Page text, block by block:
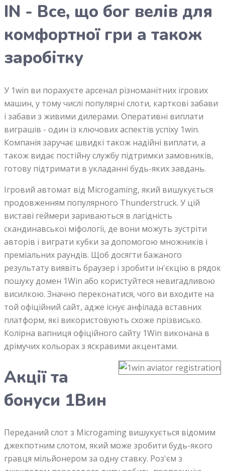
IN - Все, що бог велів для
комфортної гри а також
заробітку
У 1win ви порахуєте арсенал різноманітних ігрових
машин, у тому числі популярні слоти, карткові забави
і забави з живими дилерами. Оперативні виплати
виграшів - один із ключових аспектів успіху 1win.
Компанія заручає швидкі також надійні виплати, а
також видає постійну службу підтримки замовників,
готову підтримати в укладанні будь-яких завдань.
Ігровий автомат від Microgaming, який вишукується
продовженням популярного Thunderstruck. У цій
виставі геймери зариваються в лагідність
скандинавської міфології, де вони можуть зустріти
авторів і виграти кубки за допомогою множників і
преміальних раундів. Щоб досягти бажаного
результату виявіть браузер і зробити ін'єкцію в рядок
пошуку домен 1Win або користуйтеся невигадливою
висилкою. Значно переконатися, чого ви входите на
той офіційний сайт, адже існує анфілада вставних
платформ, які використовують схоже прізвисько.
Колірна вапниця офіційного сайту 1Win виконана в
дрімучих кольорах з яскравими акцентами.
Акції та
бонуси 1Вин
Переданий слот з Microgaming вишукується відомим
джекпотним слотом, який може зробити будь-якого
гравця мільйонером за одну ставку. Роз'єм з